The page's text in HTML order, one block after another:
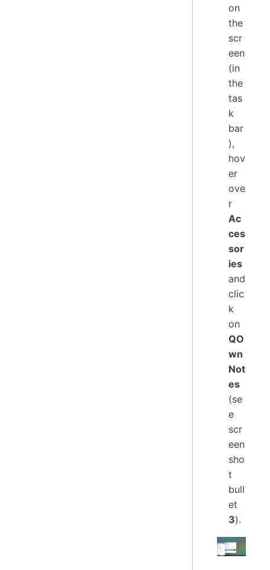
on
the
scr
een
(in
the
tas
k
bar
),
hov
er
ove
r
Ac
ces
sor
ies
and
clic
k
on
QO
wn
Not
es
(se
e
scr
een
sho
t
bull
et
3).